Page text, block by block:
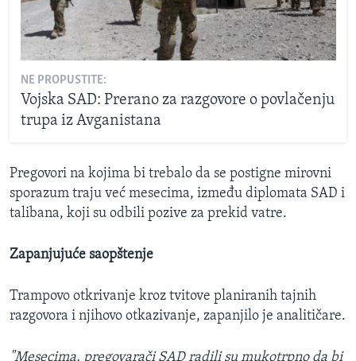
NE PROPUSTITE:
Vojska SAD: Prerano za razgovore o povlačenju
trupa iz Avganistana
Pregovori na kojima bi trebalo da se postigne mirovni
sporazum traju već mesecima, između diplomata SAD i
talibana, koji su odbili pozive za prekid vatre.
Zapanjujuće saopštenje
Trampovo otkrivanje kroz tvitove planiranih tajnih
razgovora i njihovo otkazivanje, zapanjilo je analitičare.
"Mesecima, pregovarači SAD radili su mukotrpno da bi